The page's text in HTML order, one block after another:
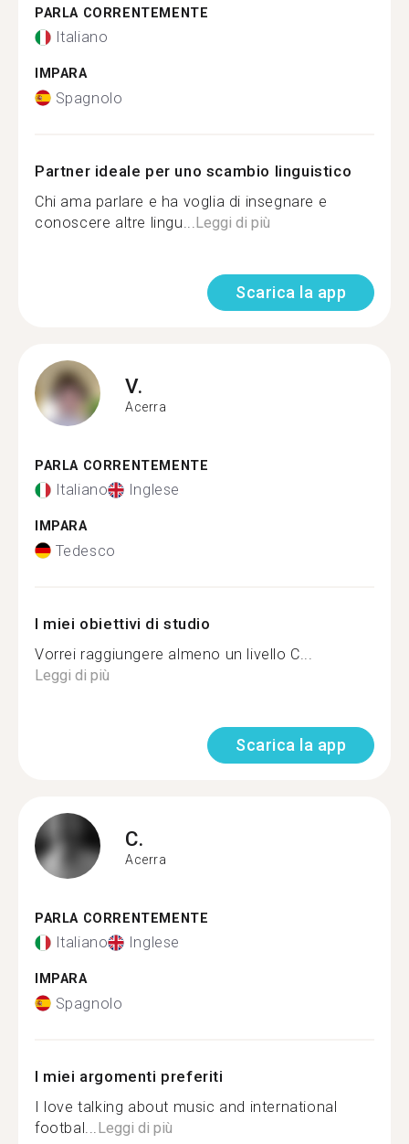
PARLA CORRENTEMENTE
Italiano
IMPARA
Spagnolo
Partner ideale per uno scambio linguistico
Chi ama parlare e ha voglia di insegnare e
conoscere altre lingu... Leggi di più
Scarica la app
V.
Acerra
PARLA CORRENTEMENTE
Italiano Inglese
IMPARA
Tedesco
I miei obiettivi di studio
Vorrei raggiungere almeno un livello C...
Leggi di più
Scarica la app
C.
Acerra
PARLA CORRENTEMENTE
Italiano Inglese
IMPARA
Spagnolo
I miei argomenti preferiti
I love talking about music and international
footbal... Leggi di più